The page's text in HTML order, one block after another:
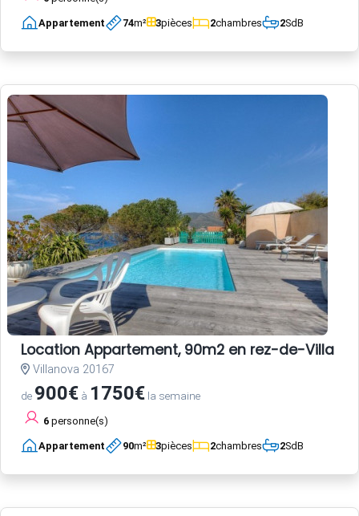
Appartement 74m² 3pièces 2chambres 2SdB
Location Appartement, 90m2 en rez-de-Villa
Villanova 20167
de 900€ à 1750€ la semaine
6 personne(s)
Appartement 90m² 3pièces 2chambres 2SdB